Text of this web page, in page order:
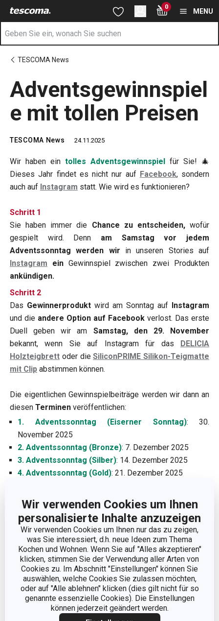
Wir verwenden Cookies um Ihnen
personalisierte Inhalte anzuzeigen
Wir verwenden Cookies um Ihnen nur das zu zeigen,
was Sie interessiert, d.h. neue Ideen zum Thema
Kochen und Wohnen. Wenn Sie auf "Alles akzeptieren"
klicken, stimmen Sie der Verwendung aller Arten von
Cookies zu. Im Abschnitt "Einstellungen" können Sie
auswählen, welche Cookies Sie zulassen möchten,
oder auf "Alle ablehnen" klicken (dies gilt nicht für so
genannte essenzielle Cookies). Die Einstellungen
können jederzeit geändert werden.
Sie befinden sich auf der Adventsgewinnspiele mit tollen
Zum Hauptinhalt springen
Zur Suche springen
Zur Navigation springen 0
MENU
TESCOMA News
Adventsgewinnspiel
e mit tollen Preisen
TESCOMA News 24.11.2025
Wir haben ein tolles Adventsgewinnspiel für Sie! 🎄
Dieses Jahr findet es nicht nur auf Facebook, sondern
auch auf Instagram statt. Wie wird es funktionieren?
Schritt 1
Sie haben immer die Chance zu entscheiden,wofür
gespielt wird. Denn am Samstag vor jedem
Adventssonntag werden wir in unseren Stories auf
Instagram
ein Gewinnspiel zwischen zwei Produkten
ankündigen.
Schritt 2
Das Gewinnerprodukt wird am Sonntag auf Instagram
und die andere Option auf Facebook verlost. Das erste
Duell geben wir am Samstag, den 29. November
bekannt, wenn Sie auf Instagram für das DELICIA
Holzteigbrett oder dieSiliconPRIME Silikon-Teigmatte
mit Clip abstimmen können.
Die eigentlichen Gewinnspielbeiträge werden wir dann an
diesen Terminen veröffentlichen:
1. Adventssonntag (Eiserner Sonntag): 30.
November 2025
2. Adventssonntag (Bronze): 7. Dezember 2025
3. Adventssonntag (Silber): 14. Dezember 2025
4. Adventssonntag (Gold): 21. Dezember 2025
Wir freuen uns auf Ihren Besuch auf Facebook und
Instagram! 👋